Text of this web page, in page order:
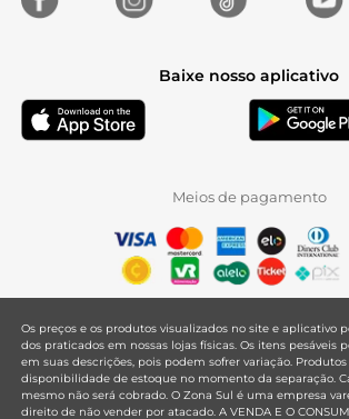
Baixe nosso aplicativo
Meios de pagamento
Os preços e os produtos visualizados no site e aplicativo
dos praticados em nossas lojas físicas. Os itens pesáveis
em suas descrições, pois podem sofrer variação.
disponibilidade de estoque no momento da separação.
mesmo não será cobrado. O Zona Sul é uma empresa
direito de não vender por atacado. A VENDA E O